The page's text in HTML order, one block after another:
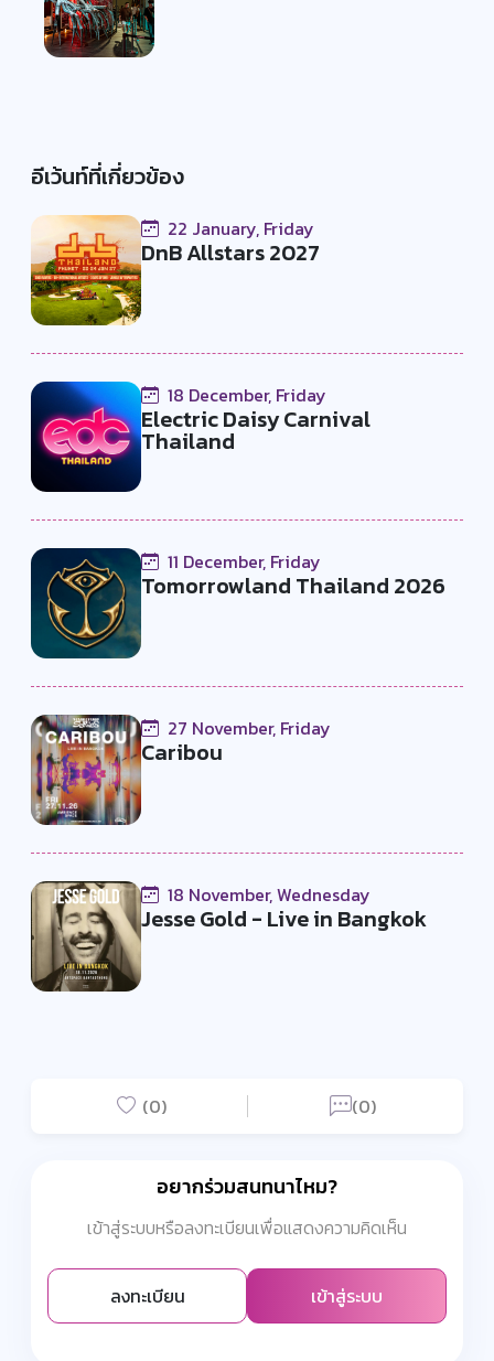
อีเว้นท์ที่เกี่ยวข้อง
22 January, Friday
DnB Allstars 2027
18 December, Friday
Electric Daisy Carnival
Thailand
11 December, Friday
Tomorrowland Thailand 2026
27 November, Friday
Caribou
18 November, Wednesday
Jesse Gold - Live in Bangkok
(0) (0)
อยากร่วมสนทนาไหม?
เข้าสู่ระบบหรือลงทะเบียนเพื่อแสดงความคิดเห็น
ลงทะเบียน เข้าสู่ระบบ